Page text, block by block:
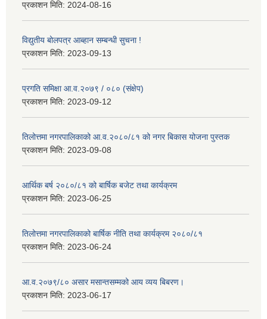
प्रकाशन मिति: 2024-08-16
विद्युतीय बोलपत्र आब्हान सम्बन्धी सुचना !
प्रकाशन मिति: 2023-09-13
प्रगति समिक्षा आ.व.२०७९ / ०८० (संक्षेप)
प्रकाशन मिति: 2023-09-12
तिलोत्तमा नगरपालिकाको आ.व.२०८०/८१ को नगर बिकास योजना पुस्तक
प्रकाशन मिति: 2023-09-08
आर्थिक बर्ष २०८०/८१ को बार्षिक बजेट तथा कार्यक्रम
प्रकाशन मिति: 2023-06-25
तिलोत्तमा नगरपालिकाको बार्षिक नीति तथा कार्यक्रम २०८०/८१
प्रकाशन मिति: 2023-06-24
आ.व.२०७९/८० असार मसान्तसम्मको आय व्यय बिबरण।
प्रकाशन मिति: 2023-06-17